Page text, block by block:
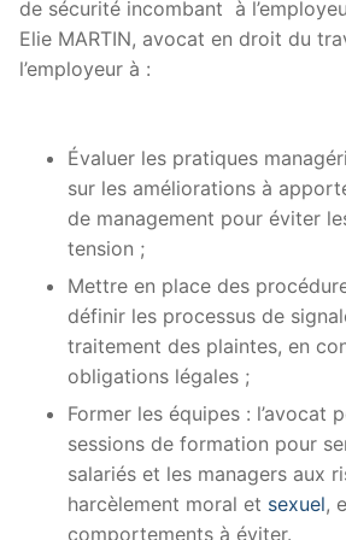
de sécurité incombant à
Elie MARTIN, avocat en droit du
l’employeur à :
Évaluer les pratiques
sur les améliorations à
de management pour éviter
tension ;
Mettre en place des
définir les processus de
traitement des plaintes, en
obligations légales ;
Former les équipes : l’avocat
sessions de formation pour
salariés et les managers aux
harcèlement moral et sexuel,
comportements à éviter.